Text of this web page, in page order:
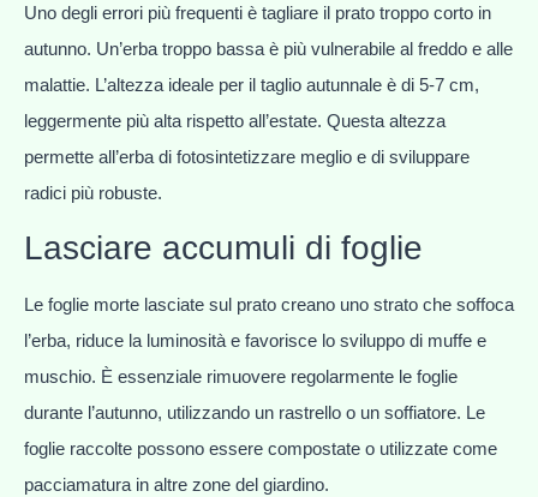
Uno degli errori più frequenti è tagliare il prato troppo corto in
autunno. Un’erba troppo bassa è più vulnerabile al freddo e alle
malattie. L’altezza ideale per il taglio autunnale è di 5-7 cm,
leggermente più alta rispetto all’estate. Questa altezza
permette all’erba di fotosintetizzare meglio e di sviluppare
radici più robuste.
Lasciare accumuli di foglie
Le foglie morte lasciate sul prato creano uno strato che soffoca
l’erba, riduce la luminosità e favorisce lo sviluppo di muffe e
muschio. È essenziale rimuovere regolarmente le foglie
durante l’autunno, utilizzando un rastrello o un soffiatore. Le
foglie raccolte possono essere compostate o utilizzate come
pacciamatura in altre zone del giardino.